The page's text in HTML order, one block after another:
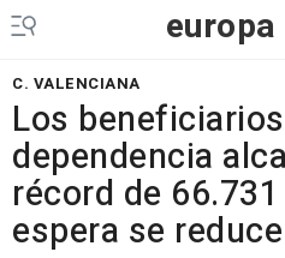
europa
C. VALENCIANA
Los
dependencia
récord de
espera se